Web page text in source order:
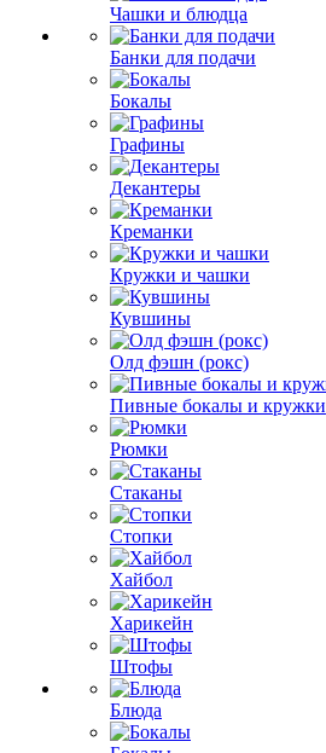
Чашки и блюдца
Банки для подачи
Бокалы
Графины
Декантеры
Креманки
Кружки и чашки
Кувшины
Олд фэшн (рокс)
Пивные бокалы и кружки
Рюмки
Стаканы
Стопки
Хайбол
Харикейн
Штофы
Блюда